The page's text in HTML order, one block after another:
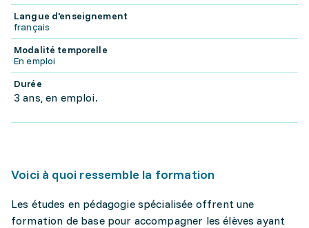
Langue d'enseignement
français
Modalité temporelle
En emploi
Durée
3 ans, en emploi.
Voici à quoi ressemble la formation
Les études en pédagogie spécialisée offrent une
formation de base pour accompagner les élèves ayant